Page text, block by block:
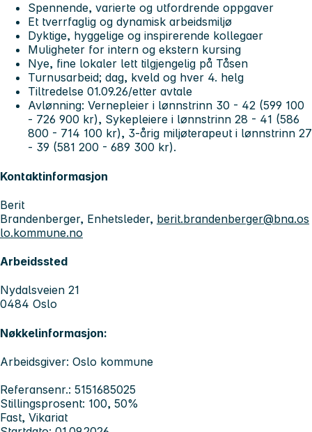
Spennende, varierte og utfordrende oppgaver
Et tverrfaglig og dynamisk arbeidsmiljø
Dyktige, hyggelige og inspirerende kollegaer
Muligheter for intern og ekstern kursing
Nye, fine lokaler lett tilgjengelig på Tåsen
Turnusarbeid; dag, kveld og hver 4. helg
Tiltredelse 01.09.26/etter avtale
Avlønning: Vernepleier i lønnstrinn 30 - 42 (599 100
- 726 900 kr), Sykepleiere i lønnstrinn 28 - 41 (586
800 - 714 100 kr), 3-årig miljøterapeut i lønnstrinn 27
- 39 (581 200 - 689 300 kr).
Kontaktinformasjon
Berit
Brandenberger, Enhetsleder, berit.brandenberger@bna.os
lo.kommune.no
Arbeidssted
Nydalsveien 21
0484 Oslo
Nøkkelinformasjon:
Arbeidsgiver: Oslo kommune
Referansenr.: 5151685025
Stillingsprosent: 100, 50%
Fast, Vikariat